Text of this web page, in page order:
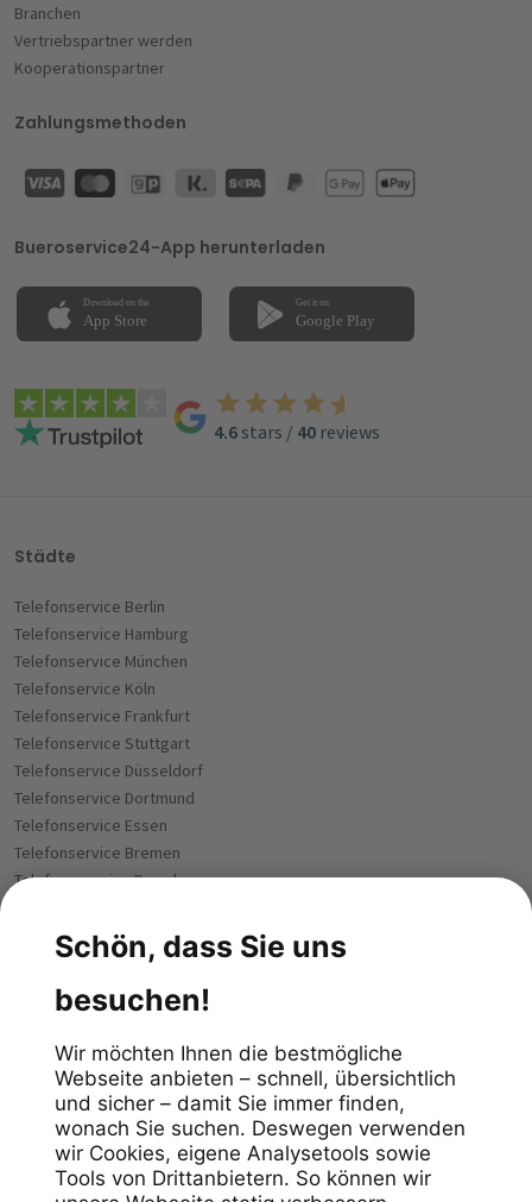
Branchen
Vertriebspartner werden
Kooperationspartner
Zahlungsmethoden
Bueroservice24-App herunterladen
4.6stars / 40 reviews
Städte
Telefonservice Berlin
Telefonservice Hamburg
Telefonservice München
Telefonservice Köln
Telefonservice Frankfurt
Telefonservice Stuttgart
Telefonservice Düsseldorf
Telefonservice Dortmund
Telefonservice Essen
Telefonservice Bremen
Telefoneservice Dresden
Telefonservice Hannover
Telefonservice Nürnberg
Telefonservice Duisburg
Telefonservice Bochum
Telefonservice Bielefeld
Telefonservice Wuppertal